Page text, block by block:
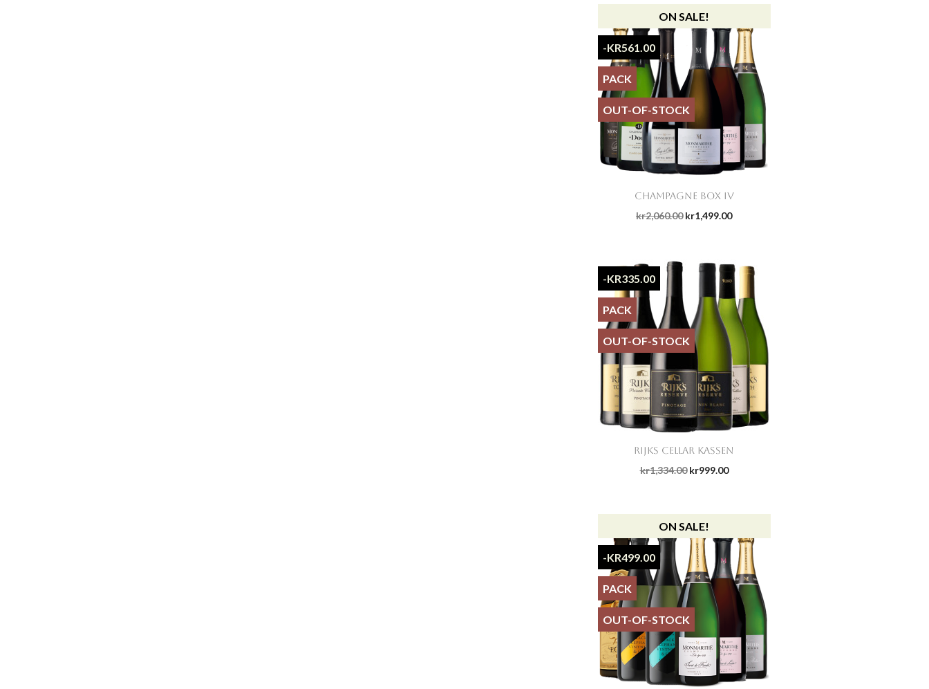
 Quick view
CHAMPAGNE BOX IV
kr2,060.00 kr1,499.00
ON SALE!
-KR561.00
PACK
OUT-OF-STOCK
 Quick view
RIJKS CELLAR KASSEN
kr1,334.00 kr999.00
-KR335.00
PACK
OUT-OF-STOCK
ON SALE!
-KR499.00
PACK
OUT-OF-STOCK